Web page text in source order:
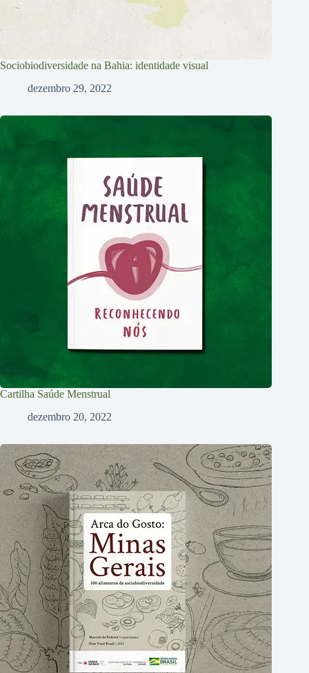
Sociobiodiversidade na Bahia: identidade visual
dezembro 29, 2022
Cartilha Saúde Menstrual
dezembro 20, 2022